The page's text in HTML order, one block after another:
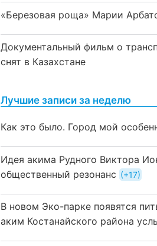
«Березовая роща» Марии
Документальный фильм о
снят в Казахстане
Лучшие записи за неделю
Как это было. Город мой
Идея акима Рудного Виктора
общественный резонанс
+17
В новом Эко-парке появятся
аким Костанайского района